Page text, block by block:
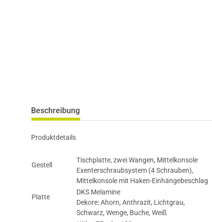
Beschreibung
Produktdetails
Gestell
Tischplatte, zwei Wangen, Mittelkonsole
Exenterschraubsystem (4 Schrauben),
Mittelkonsole mit Haken-Einhängebeschlag
Platte
DKS Melamine
Dekore: Ahorn, Anthrazit, Lichtgrau,
Schwarz, Wenge, Buche, Weiß